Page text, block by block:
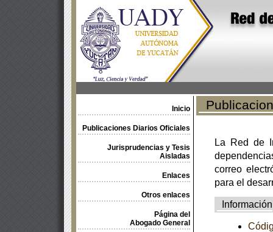
Inicio
Publicaciones Diarios Oficiales
Jurisprudencias y Tesis
Aisladas
Enlaces
Otros enlaces
Página del
Abogado General
La Red de
correo
para el
Información